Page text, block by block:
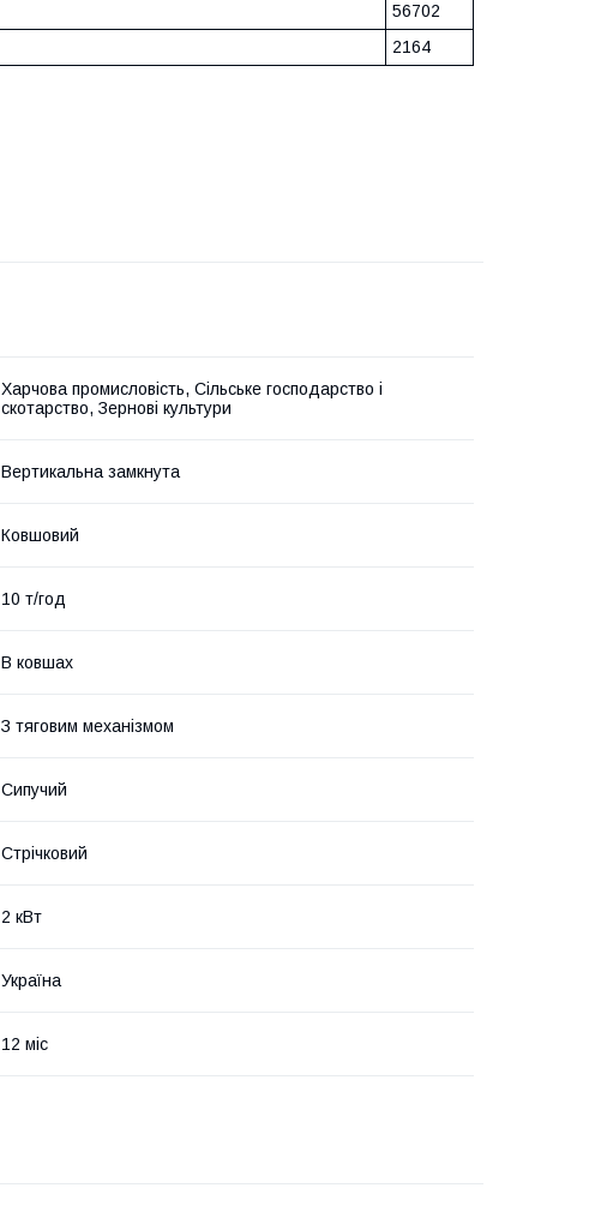
56702
2164
Харчова промисловість, Сільське господарство і
скотарство, Зернові культури
Вертикальна замкнута
Ковшовий
10 т/год
В ковшах
З тяговим механізмом
Сипучий
Стрічковий
2 кВт
Україна
12 міс